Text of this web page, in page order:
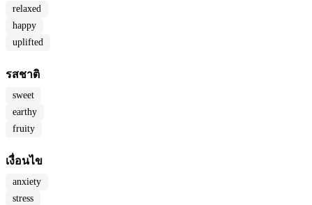
relaxed
happy
uplifted
รสชาติ
sweet
earthy
fruity
เงื่อนไข
anxiety
stress